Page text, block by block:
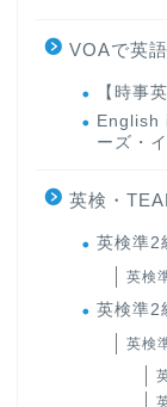
VOAで英語
【時事
English
ーズ・
英検・
英検準2
英検
英検準2
英検